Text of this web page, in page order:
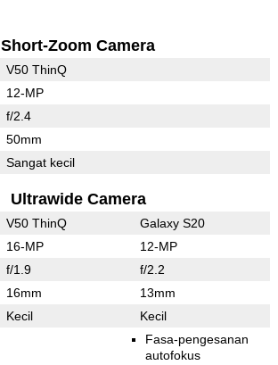
Short-Zoom Camera
V50 ThinQ
12-MP
f/2.4
50mm
Sangat kecil
Ultrawide Camera
V50 ThinQ Galaxy S20
16-MP 12-MP
f/1.9 f/2.2
16mm 13mm
Kecil Kecil
Fasa-pengesanan
autofokus